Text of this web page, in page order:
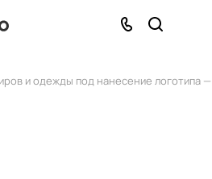
и одежды под нанесение логотипа